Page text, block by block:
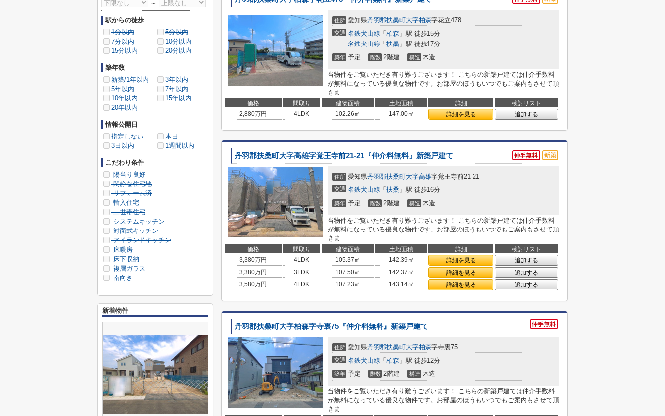
住所 愛知県丹羽郡扶桑町大字柏森字花立478
交通 名鉄犬山線 「 柏森 」駅 徒歩15分
名鉄犬山線 「 扶桑 」駅 徒歩17分
築年 予定 階数 2階建 構造 木造
当物件をご覧いただき有り難うございます！ こちらの新築戸建ては仲介手数料
が無料になっている優良な物件です。お部屋のほうもいつでもご案内もさせて頂
きま...
価格 間取り 建物面積 土地面積 詳細
検討リスト
2,880万円 4LDK 102.26㎡ 147.00㎡ 詳細を見る 追加する
丹羽郡扶桑町大字高雄字覚王寺前21-21『仲介料無料』新築戸建て
住所 愛知県丹羽郡扶桑町大字高雄字覚王寺前21-21
交通 名鉄犬山線 「 扶桑 」駅 徒歩16分
築年 予定 階数 2階建 構造 木造
当物件をご覧いただき有り難うございます！ こちらの新築戸建ては仲介手数料
が無料になっている優良な物件です。お部屋のほうもいつでもご案内もさせて頂
きま...
価格 間取り 建物面積 土地面積 詳細
検討リスト
3,380万円 4LDK 105.37㎡ 142.39㎡ 詳細を見る
追加する
3,380万円 3LDK 107.50㎡ 142.37㎡ 詳細を見る
追加する
3,580万円 4LDK 107.23㎡ 143.14㎡ 詳細を見る 追加する
丹羽郡扶桑町大字柏森字寺裏75『仲介料無料』新築戸建て
住所 愛知県丹羽郡扶桑町大字柏森字寺裏75
交通 名鉄犬山線 「 柏森 」駅 徒歩12分
築年 予定 階数 2階建 構造 木造
当物件をご覧いただき有り難うございます！ こちらの新築戸建ては仲介手数料
が無料になっている優良な物件です。お部屋のほうもいつでもご案内もさせて頂
きま...
～
駅からの徒歩
1分以内
5分以内
7分以内
10分以内
15分以内
20分以内
築年数
新築/1年以内
3年以内
5年以内
7年以内
10年以内
15年以内
20年以内
情報公開日
指定しない
本日
3日以内
1週間以内
こだわり条件
陽当り良好
閑静な住宅地
リフォーム済
輸入住宅
二世帯住宅
システムキッチン
対面式キッチン
アイランドキッチン
床暖房
床下収納
複層ガラス
南向き
新着物件